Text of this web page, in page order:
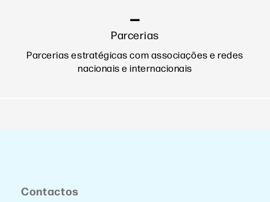
Parcerias
Parcerias estratégicas com associações e redes
nacionais e internacionais
Contactos